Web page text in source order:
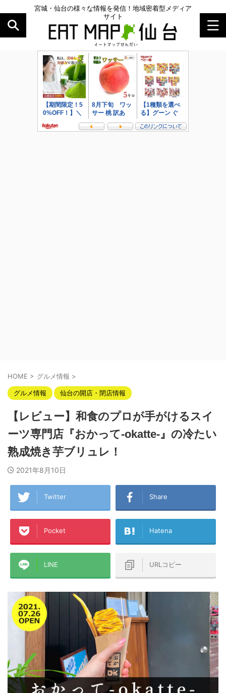
宮城・仙台の様々な情報を発信！地域密着型メディア
サイト
HOME > グルメ情報 >
グルメ情報 仙台の開店・閉店情報
【レビュー】和食のプロが手がけるスイ
ーツ専門店『おかって‐okatte‐』の冷たい
熟成焼き芋ブリュレ！
2021年8月10日
Twitter Share
Pocket Hatena
LINE URLコピー